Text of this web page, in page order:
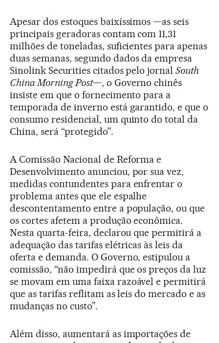
Apesar dos estoques baixíssimos —as seis
principais geradoras contam com 11,31
milhões de toneladas, suficientes para apenas
duas semanas, segundo dados da empresa
Sinolink Securities citados pelo jornalSouth
China Morning Post—, o Governo chinês
insiste em que o fornecimento para a
temporada de inverno está garantido, e que o
consumo residencial, um quinto do total da
China, será “protegido”.
A Comissão Nacional de Reforma e
Desenvolvimento anunciou, por sua vez,
medidas contundentes para enfrentar o
problema antes que ele espalhe
descontentamento entre a população, ou que
os cortes afetem a produção econômica.
Nesta quarta-feira, declarou que permitirá a
adequação das tarifas elétricas às leis da
oferta e demanda. O Governo, estipulou a
comissão, “não impedirá que os preços da luz
se movam em uma faixa razoável e permitirá
que as tarifas reflitam as leis do mercado e as
mudanças no custo”.
Além disso, aumentará as importações de